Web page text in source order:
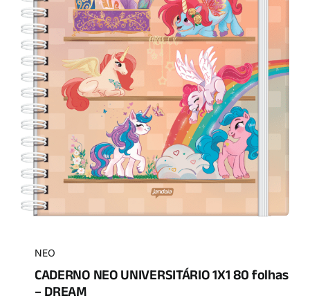
NEO
CADERNO NEO UNIVERSITÁRIO 1X1 80 folhas
– DREAM